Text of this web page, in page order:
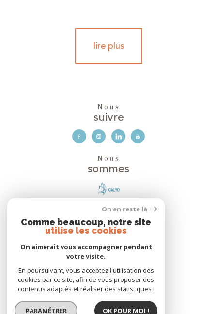
lire plus
Nous
suivre
Nous
sommes
Avis
Clients
Nous
adhérons
© 2026 | Tous droits réservés | Traduction powered by Google |
On en reste là
Comme beaucoup, notre site
utilise les cookies
On aimerait vous accompagner pendant
votre visite.
En poursuivant, vous acceptez l'utilisation des
cookies par ce site, afin de vous proposer des
contenus adaptés et réaliser des statistiques !
PARAMÉTRER OK POUR MOI !